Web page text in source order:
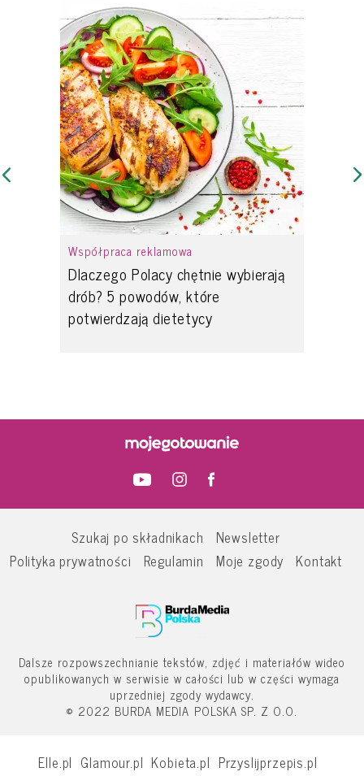
Współpraca reklamowa
Dlaczego Polacy chętnie wybierają
drób? 5 powodów, które
potwierdzają dietetycy
Szukaj po składnikach
Newsletter
Polityka prywatności
Regulamin Moje zgody Kontakt
Dalsze rozpowszechnianie tekstów, zdjęć i materiałów wideo
opublikowanych w serwisie w całości lub w części wymaga
uprzedniej zgody wydawcy.
© 2022 BURDA MEDIA POLSKA SP. Z O.O.
Elle.pl Glamour.pl Kobieta.pl Przyslijprzepis.pl